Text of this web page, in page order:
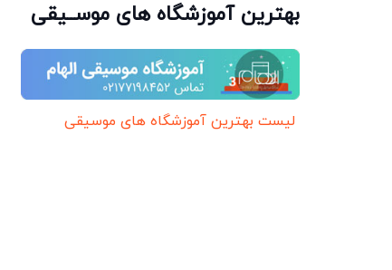
بهترین آموزشگاه های موســیقی
لیست بهترین آموزشگاه های موسیقی